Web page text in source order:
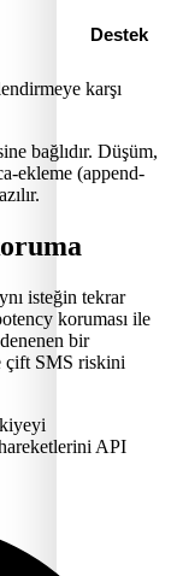
Destek
karşı
bağlıdır. Düşüm,
ekleme (append-
isteğin tekrar
koruması ile
bir
çift SMS riskini
API